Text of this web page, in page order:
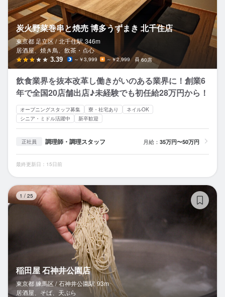
炭火野菜巻串と焼売 博多うずまき 北千住店
東京都 足立区 / 北千住駅 346m
居酒屋、焼き鳥、飲茶・点心
3.39 ～￥3,999 ～￥2,999 60席
飲食業界を抜本改革し働きがいのある業界に！創業6
年で全国20店舗出店♪未経験でも初任給28万円から！
オープニングスタッフ募集 寮・社宅あり
ネイルOK
シニア・ミドル活躍中
新卒歓迎
正社員 調理師・調理スタッフ 月給： 35万円〜50万円
最終更新日：15日前
1 / 25
稲田屋 石神井公園店
東京都 練馬区 / 石神井公園駅 93m
居酒屋、そば、天ぷら